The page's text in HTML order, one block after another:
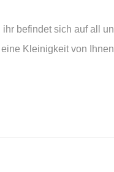
befindet sich auf all
Kleinigkeit von